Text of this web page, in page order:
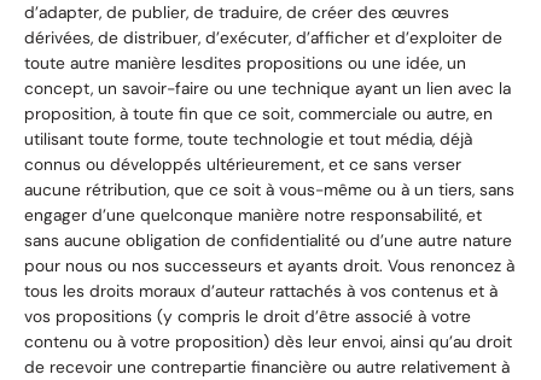
d’adapter, de publier, de traduire, de créer des œuvres
dérivées, de distribuer, d’exécuter, d’afficher et d’exploiter de
toute autre manière lesdites propositions ou une idée, un
concept, un savoir-faire ou une technique ayant un lien avec la
proposition, à toute fin que ce soit, commerciale ou autre, en
utilisant toute forme, toute technologie et tout média, déjà
connus ou développés ultérieurement, et ce sans verser
aucune rétribution, que ce soit à vous-même ou à un tiers, sans
engager d’une quelconque manière notre responsabilité, et
sans aucune obligation de confidentialité ou d’une autre nature
pour nous ou nos successeurs et ayants droit. Vous renoncez à
tous les droits moraux d’auteur rattachés à vos contenus et à
vos propositions (y compris le droit d’être associé à votre
contenu ou à votre proposition) dès leur envoi, ainsi qu’au droit
de recevoir une contrepartie financière ou autre relativement à